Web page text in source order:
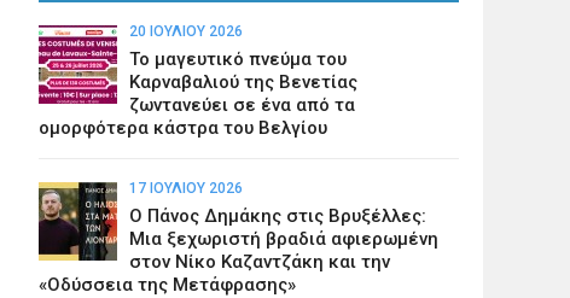
20 ΙΟΥΛΊΟΥ 2026
Το μαγευτικό πνεύμα του
Καρναβαλιού της Βενετίας
ζωντανεύει σε ένα από τα
ομορφότερα κάστρα του Βελγίου
17 ΙΟΥΛΊΟΥ 2026
Ο Πάνος Δημάκης στις Βρυξέλλες:
Μια ξεχωριστή βραδιά αφιερωμένη
στον Νίκο Καζαντζάκη και την
«Οδύσσεια της Μετάφρασης»